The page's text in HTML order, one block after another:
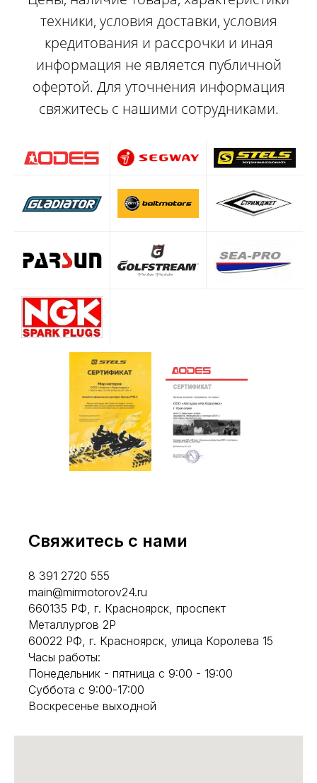
техники, условия доставки, условия
кредитования и рассрочки и иная
информация не является публичной
офертой. Для уточнения информация
свяжитесь с нашими сотрудниками.
Свяжитесь с нами
8 391 2720 555
main@mirmotorov24.ru
660135 РФ, г. Красноярск, проспект
Металлургов 2Р
60022 РФ, г. Красноярск, улица Королева 15
Часы работы:
Понедельник - пятница с 9:00 - 19:00
Суббота с 9:00-17:00
Воскресенье выходной